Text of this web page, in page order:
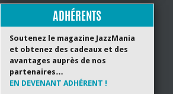
ADHÉRENTS
Soutenez le magazine JazzMania
et obtenez des cadeaux et des
avantages auprès de nos
partenaires…
EN DEVENANT ADHÉRENT !